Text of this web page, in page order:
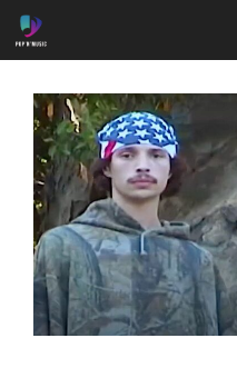
Aller
au